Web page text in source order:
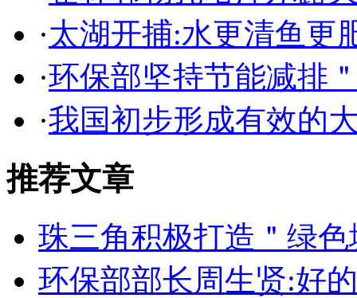
·太湖开捕:水更清鱼更
·环保部坚持节能减排
·我国初步形成有效的
推荐文章
珠三角积极打造＂绿
环保部部长周生贤:好